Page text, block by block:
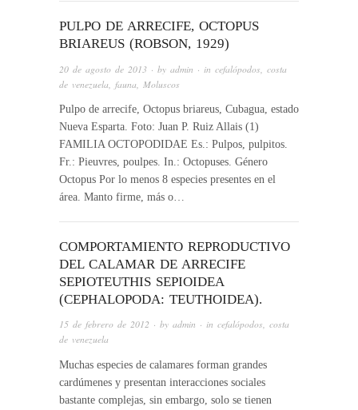
PULPO DE ARRECIFE, OCTOPUS
BRIAREUS (ROBSON, 1929)
20 de agosto de 2013 · by admin · in cefalópodos costa
de venezuela
fauna Moluscos
Pulpo de arrecife, Octopus briareus, Cubagua, estado
Nueva Esparta. Foto: Juan P. Ruiz Allais (1)
FAMILIA OCTOPODIDAE Es.: Pulpos, pulpitos.
Fr.: Pieuvres, poulpes. In.: Octopuses. Género
Octopus Por lo menos 8 especies presentes en el
área. Manto firme, más o…
COMPORTAMIENTO REPRODUCTIVO
DEL CALAMAR DE ARRECIFE
SEPIOTEUTHIS SEPIOIDEA
(CEPHALOPODA: TEUTHOIDEA).
15 de febrero de 2012 · by admin · in cefalópodos, costa
de venezuela
Muchas especies de calamares forman grandes
cardúmenes y presentan interacciones sociales
bastante complejas, sin embargo, solo se tienen